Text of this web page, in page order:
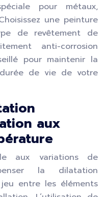
pour métaux,
une peinture
de revêtement de
anti-corrosion
pour maintenir la
de vie de votre
aux
aux variations de
la dilatation
entre les éléments